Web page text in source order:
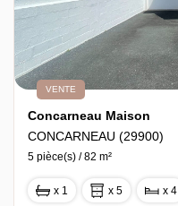
VENTE
Concarneau Maison
CONCARNEAU (29900)
5 pièce(s) / 82 m²
x 1 x 5 x 4